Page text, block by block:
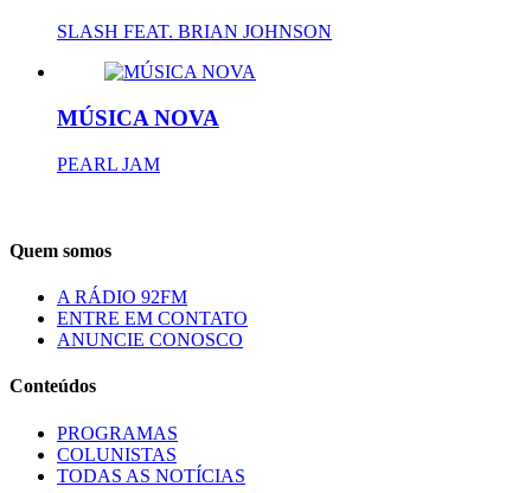
SLASH FEAT. BRIAN JOHNSON
MÚSICA NOVA
PEARL JAM
Quem somos
A RÁDIO 92FM
ENTRE EM CONTATO
ANUNCIE CONOSCO
Conteúdos
PROGRAMAS
COLUNISTAS
TODAS AS NOTÍCIAS